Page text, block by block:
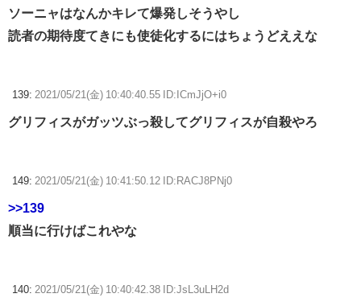
ソーニャはなんかキレて爆発しそうやし
読者の期待度てきにも使徒化するにはちょうどええな
139: 2021/05/21(金) 10:40:40.55 ID:ICmJjO+i0
グリフィスがガッツぶっ殺してグリフィスが自殺やろ
149: 2021/05/21(金) 10:41:50.12 ID:RACJ8PNj0
>>139
順当に行けばこれやな
140: 2021/05/21(金) 10:40:42.38 ID:JsL3uLH2d